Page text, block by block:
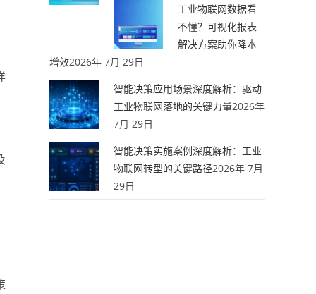
工业物联网数据看
不懂？可视化报表
解决方案助你降本
增效2026年 7月 29日
智能决策应用场景深度解析：驱动
工业物联网落地的关键力量2026年
7月 29日
智能决策实施案例深度解析：工业
物联网转型的关键路径2026年 7月
29日